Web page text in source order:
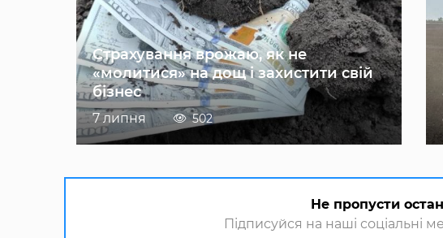
Страхування врожаю, як не
«молитися» на дощ і захистити свій
бізнес
7 липня 502
Не пропусти
Підписуйся на наші соціальні